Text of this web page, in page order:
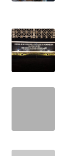
KARIR
Wahana
WN